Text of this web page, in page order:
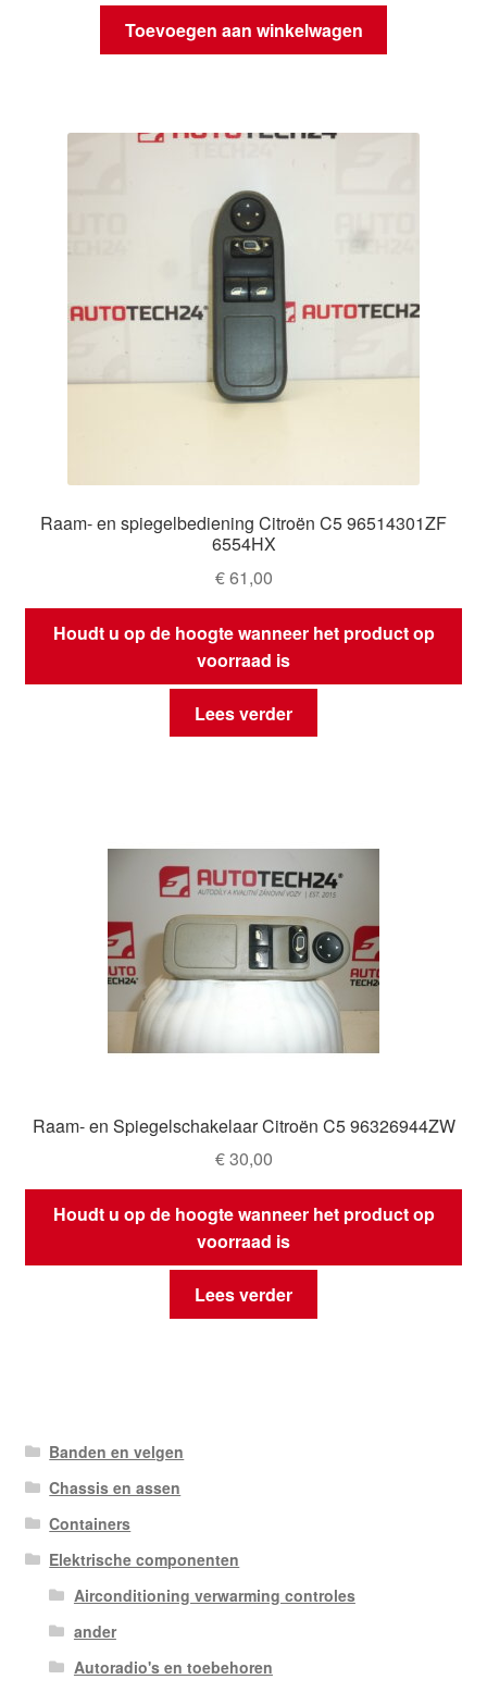
Toevoegen aan winkelwagen
Raam- en spiegelbediening Citroën C5 96514301ZF
6554HX
€61,00
Houdt u op de hoogte wanneer het product op
voorraad is
Lees verder
Raam- en Spiegelschakelaar Citroën C5 96326944ZW
€30,00
Houdt u op de hoogte wanneer het product op
voorraad is
Lees verder
Banden en velgen
Chassis en assen
Containers
Elektrische componenten
Airconditioning verwarming controles
ander
Autoradio's en toebehoren